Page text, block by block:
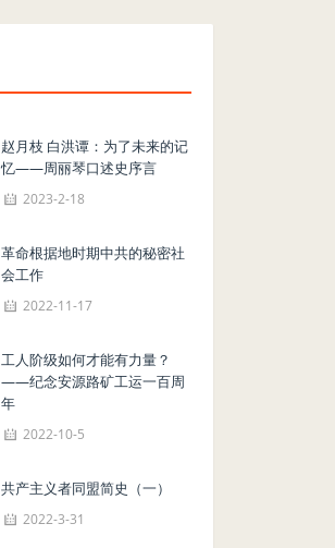
赵月枝 白洪谭：为了未来的记
忆——周丽琴口述史序言
2023-2-18
革命根据地时期中共的秘密社
会工作
2022-11-17
工人阶级如何才能有力量？
——纪念安源路矿工运一百周
年
2022-10-5
共产主义者同盟简史（一）
2022-3-31